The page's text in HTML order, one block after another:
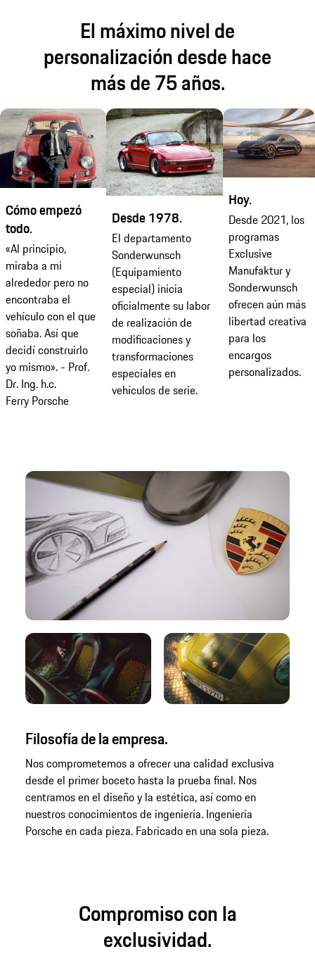
El máximo nivel de
personalización desde hace
más de 75 años.
Cómo empezó
todo.
«Al principio,
miraba a mi
alrededor pero no
encontraba el
vehículo con el que
soñaba. Así que
decidí construirlo
yo mismo». - Prof.
Dr. Ing. h.c.
Ferry Porsche
Desde 1978.
El departamento
Sonderwunsch
(Equipamiento
especial) inicia
oficialmente su labor
de realización de
modificaciones y
transformaciones
especiales en
vehículos de serie.
Hoy.
Desde 2021, los
programas
Exclusive
Manufaktur y
Sonderwunsch
ofrecen aún más
libertad creativa
para los
encargos
personalizados.
Filosofía de la empresa.
Nos comprometemos a ofrecer una calidad exclusiva
desde el primer boceto hasta la prueba final. Nos
centramos en el diseño y la estética, así como en
nuestros conocimientos de ingeniería. Ingeniería
Porsche en cada pieza. Fabricado en una sola pieza.
Compromiso con la
exclusividad.